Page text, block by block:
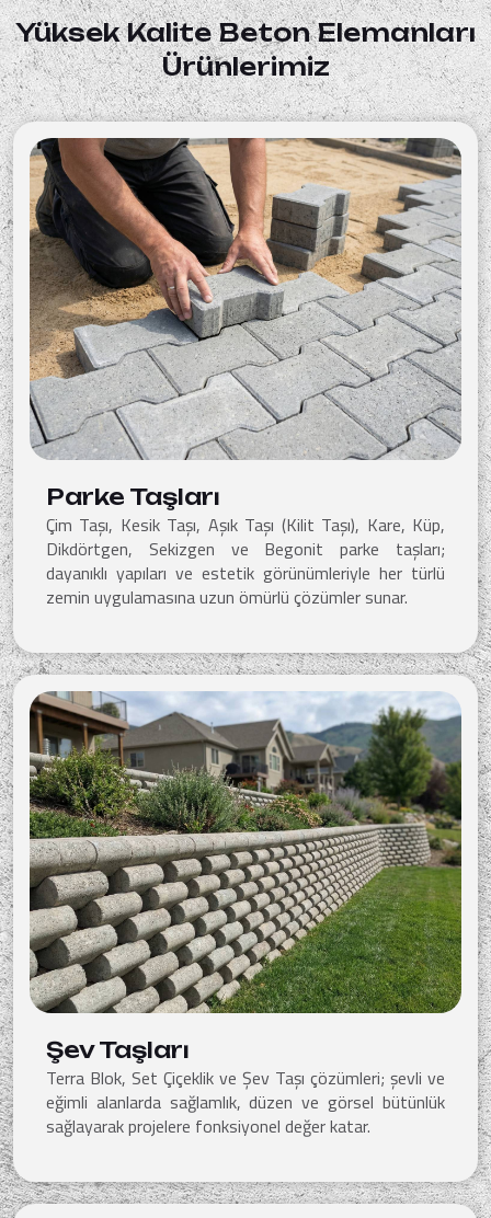
Yüksek Kalite Beton Elemanları
Ürünlerimiz
Parke Taşları
Çim Taşı, Kesik Taşı, Aşık Taşı (Kilit Taşı), Kare, Küp,
Dikdörtgen, Sekizgen ve Begonit parke taşları;
dayanıklı yapıları ve estetik görünümleriyle her türlü
zemin uygulamasına uzun ömürlü çözümler sunar.
Şev Taşları
Terra Blok, Set Çiçeklik ve Şev Taşı çözümleri; şevli ve
eğimli alanlarda sağlamlık, düzen ve görsel bütünlük
sağlayarak projelere fonksiyonel değer katar.